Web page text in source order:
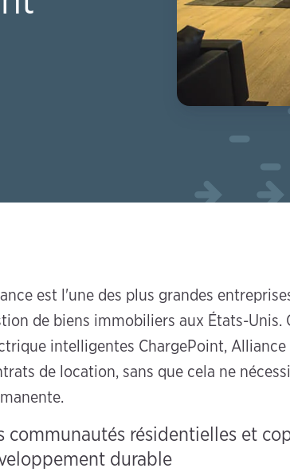
est l'une des plus grandes
de biens immobiliers aux États-
intelligentes ChargePoint,
de location, sans que cela ne
communautés résidentielles et
durable